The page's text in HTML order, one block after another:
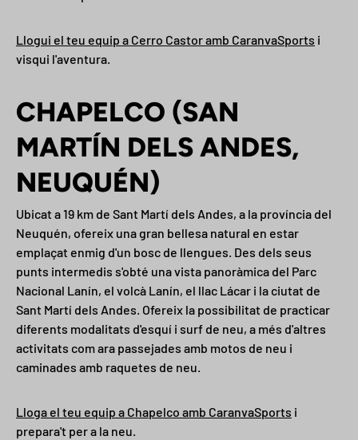
Llogui el teu equip a Cerro Castor amb CaranvaSports i
visqui l'aventura.
CHAPELCO (SAN
MARTÍN DELS ANDES,
NEUQUÉN)
Ubicat a 19 km de Sant Martí dels Andes, a la província del
Neuquén, ofereix una gran bellesa natural en estar
emplaçat enmig d'un bosc de llengues. Des dels seus
punts intermedis s'obté una vista panoràmica del Parc
Nacional Lanín, el volcà Lanín, el llac Lácar i la ciutat de
Sant Martí dels Andes. Ofereix la possibilitat de practicar
diferents modalitats d'esquí i surf de neu, a més d'altres
activitats com ara passejades amb motos de neu i
caminades amb raquetes de neu.
Lloga el teu equip a Chapelco amb CaranvaSports i
prepara't per a la neu.
REGISTRA'T I ESTALVIA
Atreu els clients perquè s'inscriguin a la teva llista
de correu amb descomptes o ofertes exclusives.